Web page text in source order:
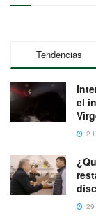
Tendencias
el
2
29